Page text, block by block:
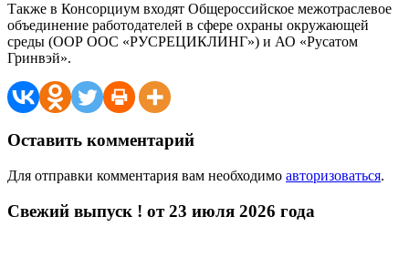
Также в Консорциум входят Общероссийское межотраслевое
объединение работодателей в сфере охраны окружающей
среды (ООР ООС «РУСРЕЦИКЛИНГ») и АО «Русатом
Гринвэй».
Оставить комментарий
Для отправки комментария вам необходимо авторизоваться.
Свежий выпуск ! от 23 июля 2026 года